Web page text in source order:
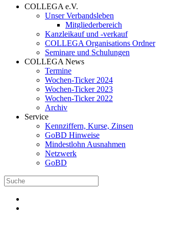
COLLEGA e.V.
Unser Verbandsleben
Mitgliederbereich
Kanzleikauf und -verkauf
COLLEGA Organisations Ordner
Seminare und Schulungen
COLLEGA News
Termine
Wochen-Ticker 2024
Wochen-Ticker 2023
Wochen-Ticker 2022
Archiv
Service
Kennziffern, Kurse, Zinsen
GoBD Hinweise
Mindestlohn Ausnahmen
Netzwerk
GoBD